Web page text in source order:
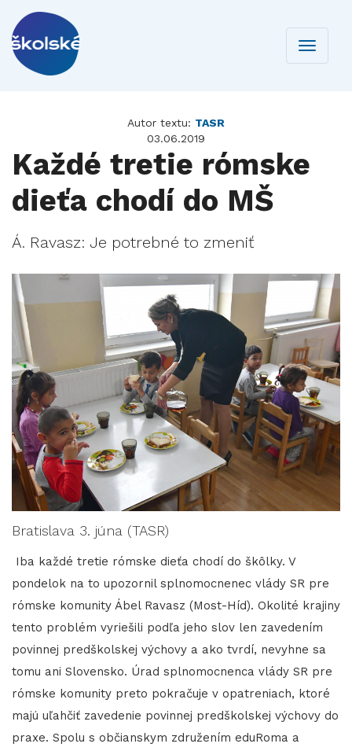
Toggle
Autor textu: TASR
03.06.2019
Každé tretie rómske
dieťa chodí do MŠ
Á. Ravasz: Je potrebné to zmeniť
Bratislava 3. júna (TASR)
Iba každé tretie rómske dieťa chodí do škôlky. V
pondelok na to upozornil splnomocnenec vlády SR pre
rómske komunity Ábel Ravasz (Most-Híd). Okolité krajiny
tento problém vyriešili podľa jeho slov len zavedením
povinnej predškolskej výchovy a ako tvrdí, nevyhne sa
tomu ani Slovensko. Úrad splnomocnenca vlády SR pre
rómske komunity preto pokračuje v opatreniach, ktoré
majú uľahčiť zavedenie povinnej predškolskej výchovy do
praxe. Spolu s občianskym združením eduRoma a